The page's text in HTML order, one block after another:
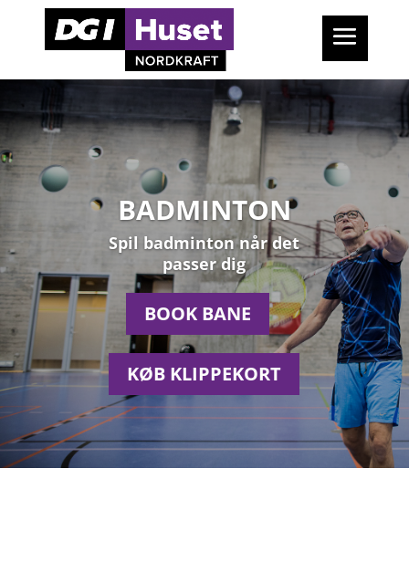
BADMINTON
Spil badminton når det
passer dig
BOOK BANE
KØB KLIPPEKORT